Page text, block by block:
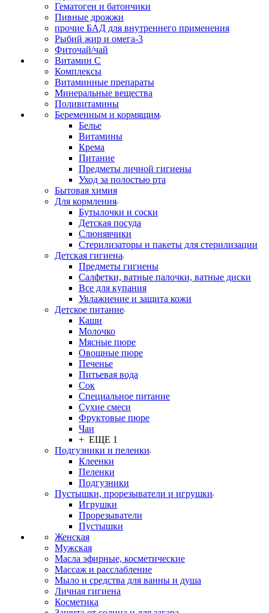
Гематоген и батончики
Пивные дрожжи
прочие БАД для внутреннего применения
Рыбий жир и омега-3
Фиточай/чай
Витамин С
Комплексы
Витаминные препараты
Минеральные вещества
Поливитамины
Беременным и кормящим
Белье
Витамины
Крема
Питание
Предметы личной гигиены
Уход за полостью рта
Бытовая химия
Для кормления
Бутылочки и соски
Детская посуда
Слюнявчики
Стерилизаторы и пакеты для стерилизации
Детская гигиена
Предметы гигиены
Салфетки, ватные палочки, ватные диски
Все для купания
Увлажнение и защита кожи
Детское питание
Каши
Молочко
Мясные пюре
Овощные пюре
Печенье
Питьевая вода
Сок
Специальное питание
Сухие смеси
Фруктовые пюре
Чаи
+ ЕЩЕ 1
Подгузники и пеленки
Клеенки
Пеленки
Подгузники
Пустышки, прорезыватели и игрушки
Игрушки
Прорезыватели
Пустышки
Женская
Мужская
Масла эфирные, косметические
Массаж и расслабление
Мыло и средства для ванны и душа
Личная гигиена
Косметика